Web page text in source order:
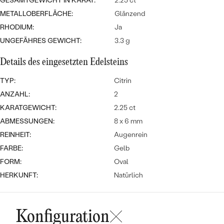
Meistverkaufte
Eheringe
ANSCHAUEN
MIT EDELSTEIN
NACH MATERIAL
PLATIN
SILBER
EDELSTEINSCHMUCK
SCHMUCK MIT LAB GROWN
DIAMANTEN
PERSONALISIERT
SYMBOLISCH
NACH ANLASS
PREISWERTE
LUXURIÖSE
LUXURIÖSE
METALLOBERFLÄCHE:
Glänzend
RHODIUM:
Ja
UNGEFÄHRES GEWICHT:
3.3 g
Details des eingesetzten Edelsteins
TYP:
Citrin
ANZAHL:
2
KARATGEWICHT:
2.25 ct
ABMESSUNGEN:
8 x 6 mm
REINHEIT:
Augenrein
FARBE:
Gelb
FORM:
Oval
HERKUNFT:
Natürlich
Konfiguration